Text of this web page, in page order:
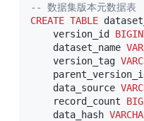
-- 数据集版本元数据表
CREATE TABLE
    version_id
    dataset_name
    version_tag
    data_source
    record_count
    data_hash